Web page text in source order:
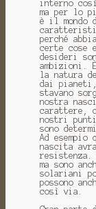
interno così
ma per lo
è il mondo
perché
certe cose
desideri
ambizioni.
la natura
dai
stavano
nostra
carattere,
nostri
sono
Ad
nascita
resistenza.
ma sono
solariani
possono
così via.